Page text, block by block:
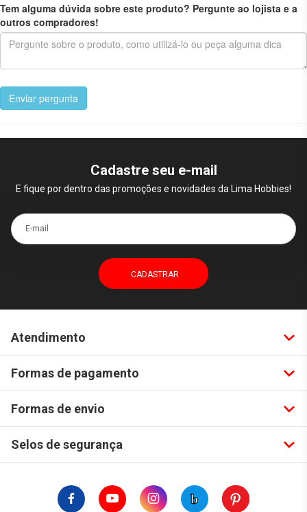
Tem alguma dúvida sobre este produto? Pergunte ao lojista e a
outros compradores!
Enviar pergunta
Cadastre seu e-mail
E fique por dentro das promoções e novidades da Lima Hobbies!
E-mail
Atendimento
Formas de pagamento
Formas de envio
Selos de segurança